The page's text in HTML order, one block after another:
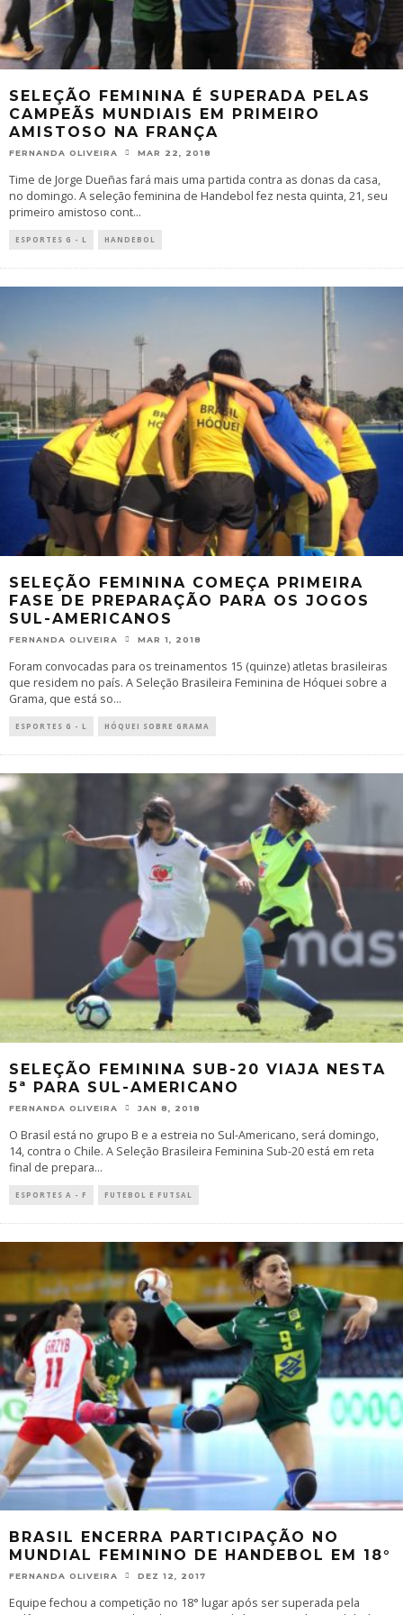
SELEÇÃO FEMININA É SUPERADA PELAS
CAMPEÃS MUNDIAIS EM PRIMEIRO
AMISTOSO NA FRANÇA
FERNANDA OLIVEIRA MAR 22, 2018
Time de Jorge Dueñas fará mais uma partida contra as donas da casa,
no domingo. A seleção feminina de Handebol fez nesta quinta, 21, seu
primeiro amistoso cont...
ESPORTES G - L HANDEBOL
SELEÇÃO FEMININA COMEÇA PRIMEIRA
FASE DE PREPARAÇÃO PARA OS JOGOS
SUL-AMERICANOS
FERNANDA OLIVEIRA MAR 1, 2018
Foram convocadas para os treinamentos 15 (quinze) atletas brasileiras
que residem no país. A Seleção Brasileira Feminina de Hóquei sobre a
Grama, que está so...
ESPORTES G - L HÓQUEI SOBRE GRAMA
SELEÇÃO FEMININA SUB-20 VIAJA NESTA
5ª PARA SUL-AMERICANO
FERNANDA OLIVEIRA JAN 8, 2018
O Brasil está no grupo B e a estreia no Sul-Americano, será domingo,
14, contra o Chile. A Seleção Brasileira Feminina Sub-20 está em reta
final de prepara...
ESPORTES A - F FUTEBOL E FUTSAL
BRASIL ENCERRA PARTICIPAÇÃO NO
MUNDIAL FEMININO DE HANDEBOL EM 18°
FERNANDA OLIVEIRA DEZ 12, 2017
Equipe fechou a competição no 18° lugar após ser superada pela